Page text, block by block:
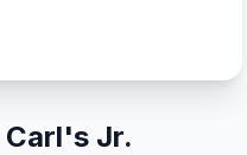
Carl's Jr.